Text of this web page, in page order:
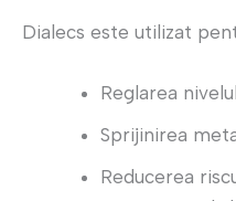
Dialecs este utilizat
Reglarea
Sprijinirea
Reducerea